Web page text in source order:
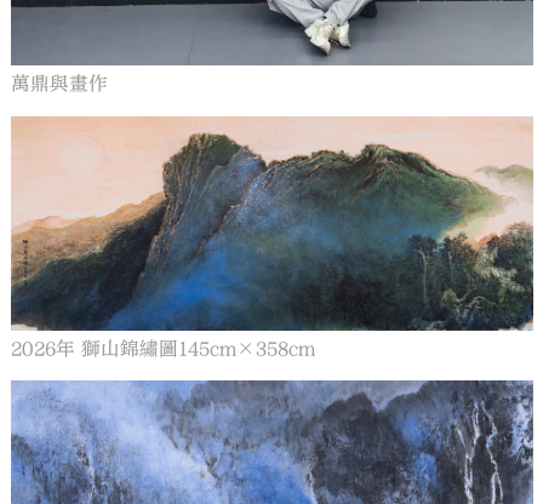
萬鼎與畫作
2026年 獅山錦繡圖145cm×358cm